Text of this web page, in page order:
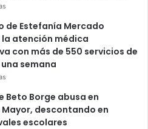
de Estefanía Mercado
atención médica
con más de 550 servicios de
semana
Beto Borge abusa en
descontando en
escolares